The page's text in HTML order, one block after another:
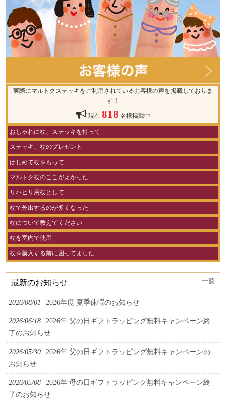
実際にマルトクステッキをご利用されているお客様の声を掲載しておりま
す！
現在 818 名様掲載中
おしゃれに杖、ステッキを持って
ステッキ、杖のプレゼント
はじめて杖をもって
マルトク杖のここがよかった
リハビリ用杖として
杖で外出するのが多くなった
杖について教えてください
杖を室内で使用
杖を購入する前に困ってました
最新のお知らせ 一覧
2026/08/01 2026年度 夏季休暇のお知らせ
2026/06/18
2026年 父の日ギフトラッピング無料キャンペーン終
了のお知らせ
2026/05/30
2026年 父の日ギフトラッピング無料キャンペーンの
お知らせ
2026/05/08
2026年 母の日ギフトラッピング無料キャンペーン終
了のお知らせ